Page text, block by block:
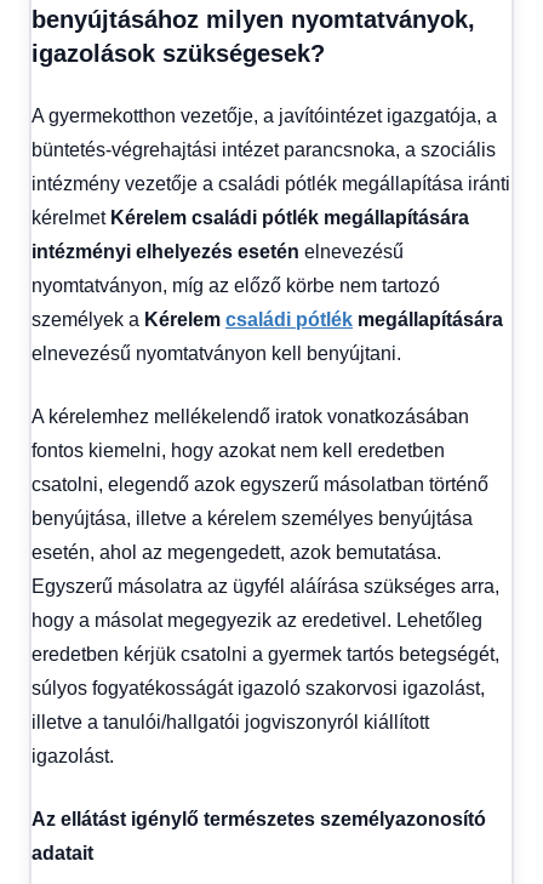
benyújtásához milyen nyomtatványok,
igazolások szükségesek?
A gyermekotthon vezetője, a javítóintézet igazgatója, a
büntetés-végrehajtási intézet parancsnoka, a szociális
intézmény vezetője a családi pótlék megállapítása iránti
kérelmet Kérelem családi pótlék megállapítására
intézményi elhelyezés esetén elnevezésű
nyomtatványon, míg az előző körbe nem tartozó
személyek a Kérelem családi pótlék megállapítására
elnevezésű nyomtatványon kell benyújtani.
A kérelemhez mellékelendő iratok vonatkozásában
fontos kiemelni, hogy azokat nem kell eredetben
csatolni, elegendő azok egyszerű másolatban történő
benyújtása, illetve a kérelem személyes benyújtása
esetén, ahol az megengedett, azok bemutatása.
Egyszerű másolatra az ügyfél aláírása szükséges arra,
hogy a másolat megegyezik az eredetivel. Lehetőleg
eredetben kérjük csatolni a gyermek tartós betegségét,
súlyos fogyatékosságát igazoló szakorvosi igazolást,
illetve a tanulói/hallgatói jogviszonyról kiállított
igazolást.
Az ellátást igénylő természetes személyazonosító
adatait